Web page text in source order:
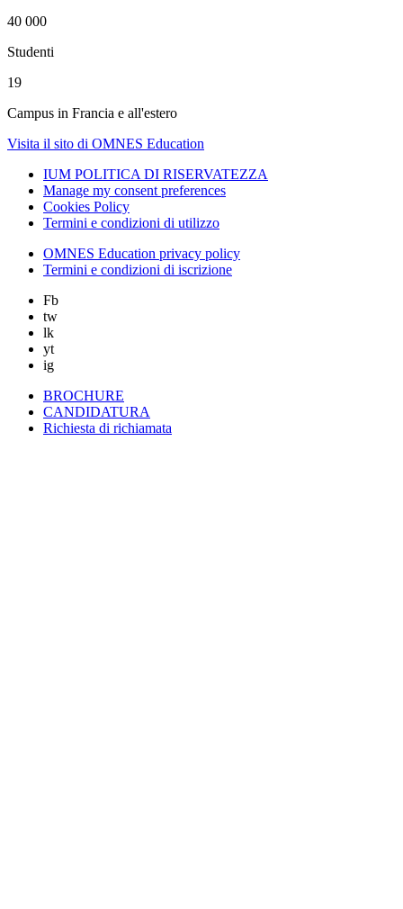
40 000
Studenti
19
Campus in Francia e all'estero
Visita il sito di OMNES Education
IUM POLITICA DI RISERVATEZZA
Manage my consent preferences
Cookies Policy
Termini e condizioni di utilizzo
OMNES Education privacy policy
Termini e condizioni di iscrizione
Fb
tw
lk
yt
ig
BROCHURE
CANDIDATURA
Richiesta di richiamata